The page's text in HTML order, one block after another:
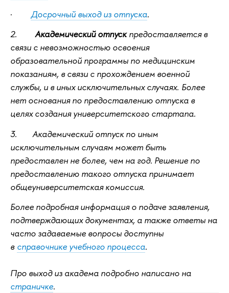
· Досрочный выход из отпуска.
2. Академический отпускпредоставляется в
связи с невозможностью освоения
образовательной программы по медицинским
показаниям, в связи с прохождением военной
службы, и в иных исключительных случаях. Более
нет основания по предоставлению отпуска в
целях создания университетского стартапа.
3. Академический отпуск по иным
исключительным случаям может быть
предоставлен не более, чем на год. Решение по
предоставлению такого отпуска принимает
общеуниверситетская комиссия.
Более подробная информация о подаче заявления,
подтверждающих документах, а также ответы на
часто задаваемые вопросы доступны
в справочнике учебного процесса.
Про выход из академа подробно написано на
страничке.